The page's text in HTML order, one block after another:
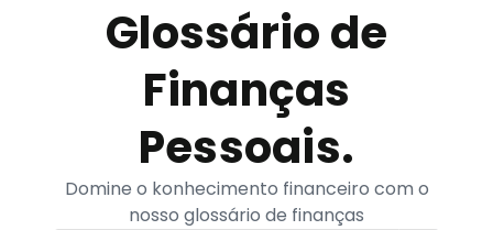
Glossário de
Finanças
Pessoais.
Domine o konhecimento financeiro com o
nosso glossário de finanças